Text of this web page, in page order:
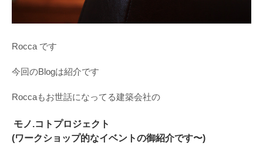
Rocca です
今回のBlogは紹介です
Roccaもお世話になってる建築会社の
モノ.コトプロジェクト
(ワークショップ的なイベントの御紹介です〜)